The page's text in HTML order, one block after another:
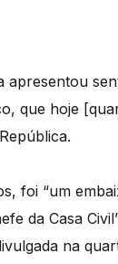
apresentou
que hoje
foi “um
da Casa
na